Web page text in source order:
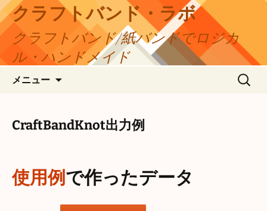
コ
ン
テ
ツ
クラフトバンド・ラボ
クラフトバンド/紙バンドでロジカ
ル・ハンドメイド
メニュー
検
索:
CraftBandKnot出力例
使用例で作ったデータ